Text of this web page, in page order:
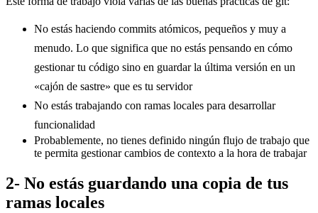
No estás haciendo commits atómicos, pequeños y muy a
menudo. Lo que significa que no estás pensando en cómo
gestionar tu código sino en guardar la última versión en un
«cajón de sastre» que es tu servidor
No estás trabajando con ramas locales para desarrollar
funcionalidad
Probablemente, no tienes definido ningún flujo de trabajo que
te permita gestionar cambios de contexto a la hora de trabajar
2- No estás guardando una copia de tus
ramas locales